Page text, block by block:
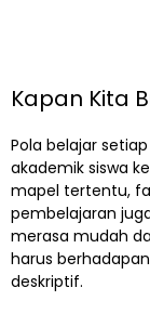
Kapan Kita
Pola belajar
akademik siswa
mapel tertentu,
pembelajaran
merasa mudah
harus
deskriptif.